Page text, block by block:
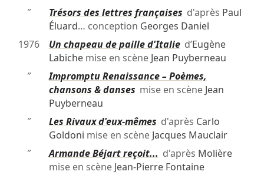
″
Trésors des lettres françaises d'après Paul
Éluard… conception Georges Daniel
1976
Un chapeau de paille d'Italied’Eugène
Labichemise en scène Jean Puyberneau
″
Impromptu Renaissance – Poèmes,
chansons & danses mise en scène Jean
Puyberneau
″
Les Rivaux d'eux-mêmes d'après Carlo
Goldoni mise en scène Jacques Mauclair
″
Armande Béjart reçoit... d'après Molière
mise en scène Jean-Pierre Fontaine